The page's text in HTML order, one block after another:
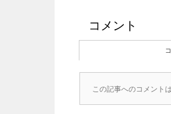
コメント
この記事へのコメント